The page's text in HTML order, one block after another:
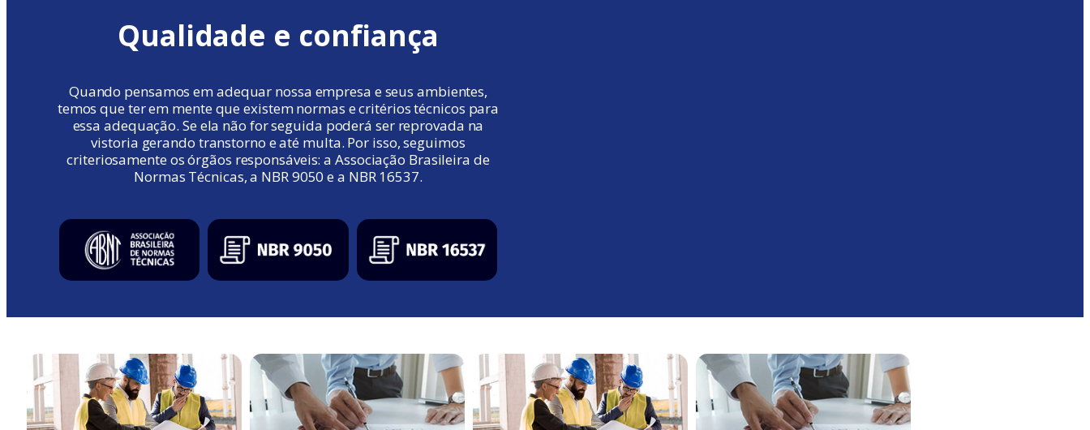
Qualidade e confiança
Quando pensamos em adequar nossa empresa e seus ambientes,
temos que ter em mente que existem normas e critérios técnicos para
essa adequação. Se ela não for seguida poderá ser reprovada na
vistoria gerando transtorno e até multa. Por isso, seguimos
criteriosamente os órgãos responsáveis: a Associação Brasileira de
Normas Técnicas, a NBR 9050 e a NBR 16537.